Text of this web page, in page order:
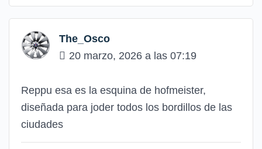
The_Osco
20 marzo, 2026 a las 07:19
Reppu esa es la esquina de hofmeister,
diseñada para joder todos los bordillos de las
ciudades